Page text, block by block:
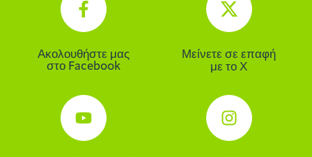
Ακολουθήστε μας
στο Facebook
Μείνετε σε επαφή
με το Χ